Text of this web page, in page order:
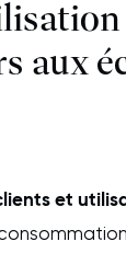
aux
et